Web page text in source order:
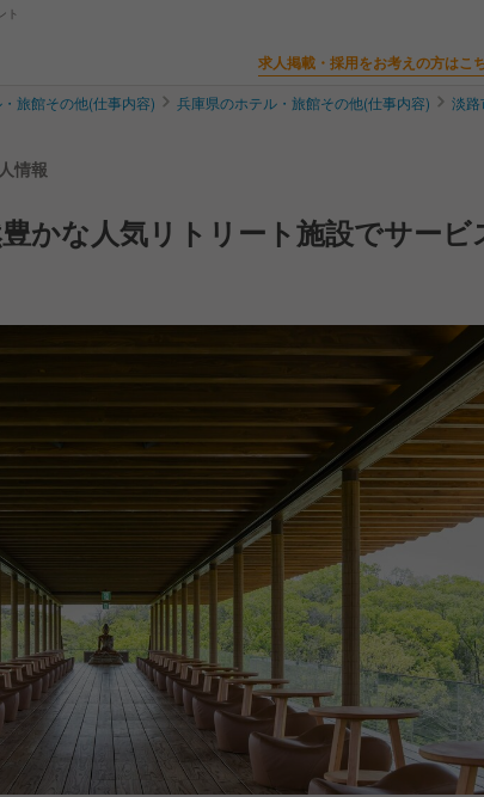
ト
求人掲載・採用をお考えの方はこ
旅館その他(仕事内容) 兵庫県のホテル・旅館その他(仕事内容) 淡路
情報
かな人気リトリート施設でサービ